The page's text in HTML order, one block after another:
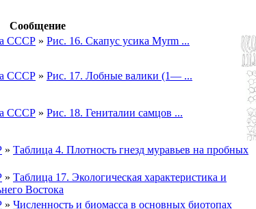
Сообщение
СССР » Рис. 16. Скапус усика Myrm ...
СССР » Рис. 17. Лобные валики (1— ...
СССР » Рис. 18. Гениталии самцов ...
» Таблица 4. Плотность гнезд муравьев на пробных
» Таблица 17. Экологическая характеристика и
Востока
» Численность и биомасса в основных биотопах